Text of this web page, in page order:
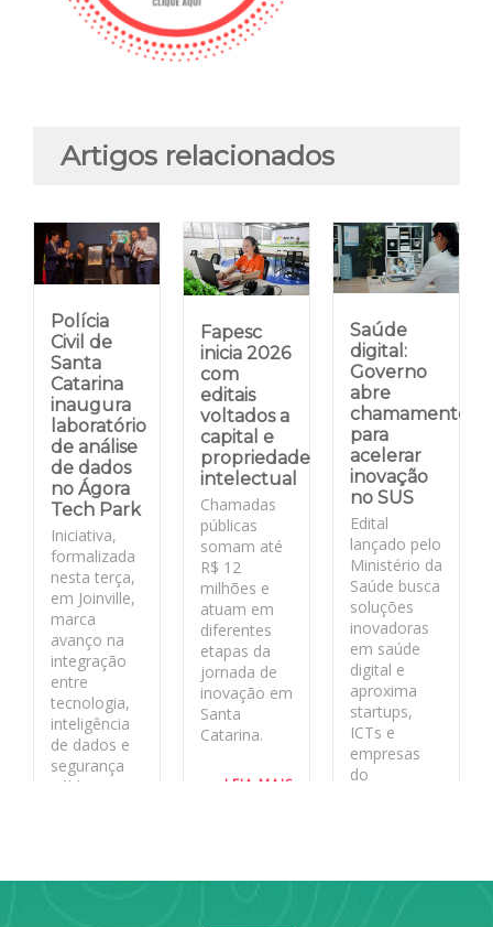
Artigos relacionados
Polícia
Civil de
Santa
Catarina
inaugura
laboratório
de análise
de dados
no Ágora
Tech Park
Iniciativa,
formalizada
nesta terça,
em Joinville,
marca
avanço na
integração
entre
tecnologia,
inteligência
de dados e
segurança
pública no
Fapesc
inicia 2026
com
editais
voltados a
capital e
propriedade
intelectual
Chamadas
públicas
somam até
R$ 12
milhões e
atuam em
diferentes
etapas da
jornada de
inovação em
Santa
Catarina.
LEIA MAIS
Saúde
digital:
Governo
abre
chamamento
para
acelerar
inovação
no SUS
Edital
lançado pelo
Ministério da
Saúde busca
soluções
inovadoras
em saúde
digital e
aproxima
startups,
ICTs e
empresas
do
sistema